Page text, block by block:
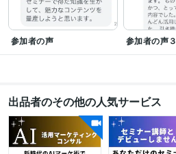
参加者の声 参加者の声３
出品者のその他の人気サービス